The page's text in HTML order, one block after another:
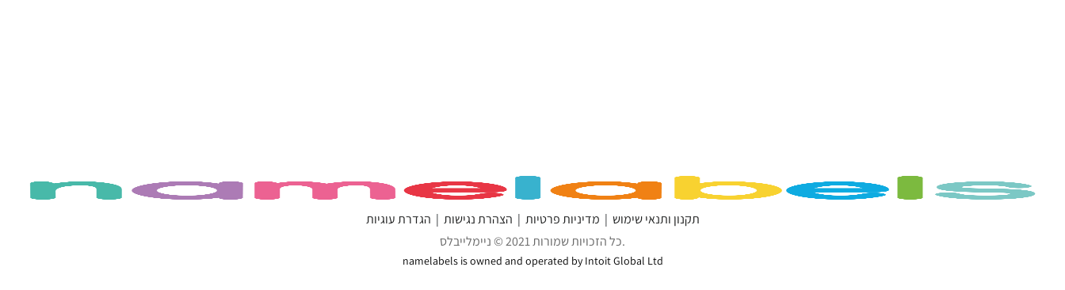
תקנון ותנאי שימוש מדיניות פרטיות הצהרת נגישות
הגדרת עוגיות
כל הזכויות שמורות 2021 © ניימלייבלס.
namelabels is owned and operated by Intoit Global Ltd